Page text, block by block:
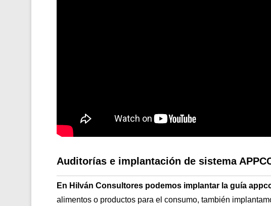
Auditorías e implantación de sistema
En Hilván Consultores podemos implantar la guía
alimentos o productos para el consumo, también